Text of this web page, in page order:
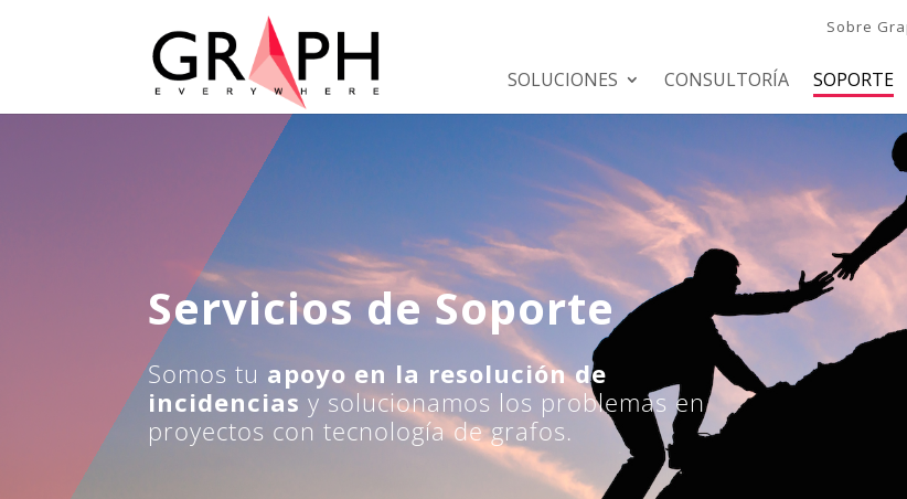
Sobre
SOLUCIONES CONSULTORÍA SOPORTE
Servicios de Soporte
Somos tu apoyo en la resolución de
incidencias y solucionamos los problemas en
proyectos con tecnología de grafos.